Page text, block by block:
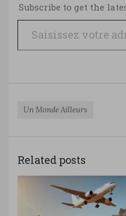
Subscribe to get the
Saisissez votre adresse e-mail…
Un Monde Ailleurs
Related posts